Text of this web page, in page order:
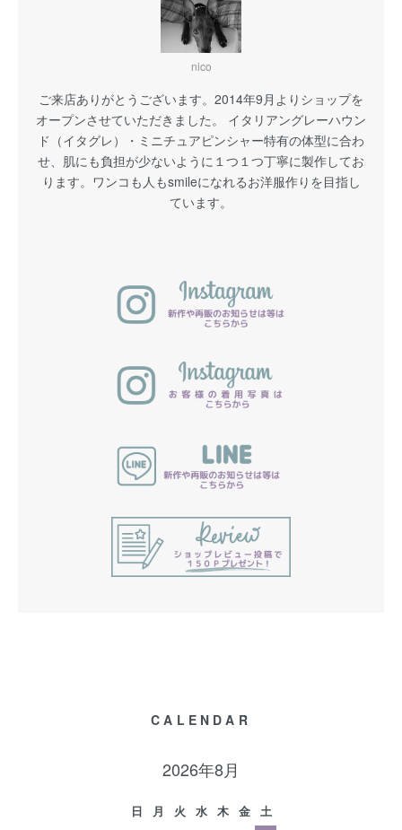
nico
ご来店ありがとうございます。2014年9月よりショップを
オープンさせていただきました。 イタリアングレーハウン
ド（イタグレ）・ミニチュアピンシャー特有の体型に合わ
せ、肌にも負担が少ないように１つ１つ丁寧に製作してお
ります。ワンコも人もsmileになれるお洋服作りを目指し
ています。
CALENDAR
2026年8月
日 月 火 水 木 金
土